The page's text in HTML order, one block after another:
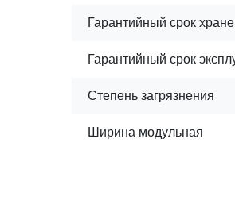
Гарантийный срок
Гарантийный срок
Степень загрязнения
Ширина модульная